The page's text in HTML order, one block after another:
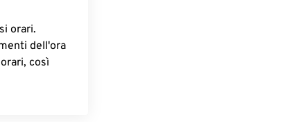
orari.
dell'ora
così